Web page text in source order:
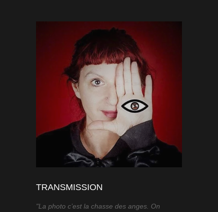
TRANSMISSION
"La photo c’est la chasse des anges. On